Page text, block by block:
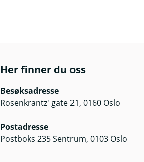
Her finner du oss
Besøksadresse
Rosenkrantz' gate 21, 0160 Oslo
Postadresse
Postboks 235 Sentrum, 0103 Oslo